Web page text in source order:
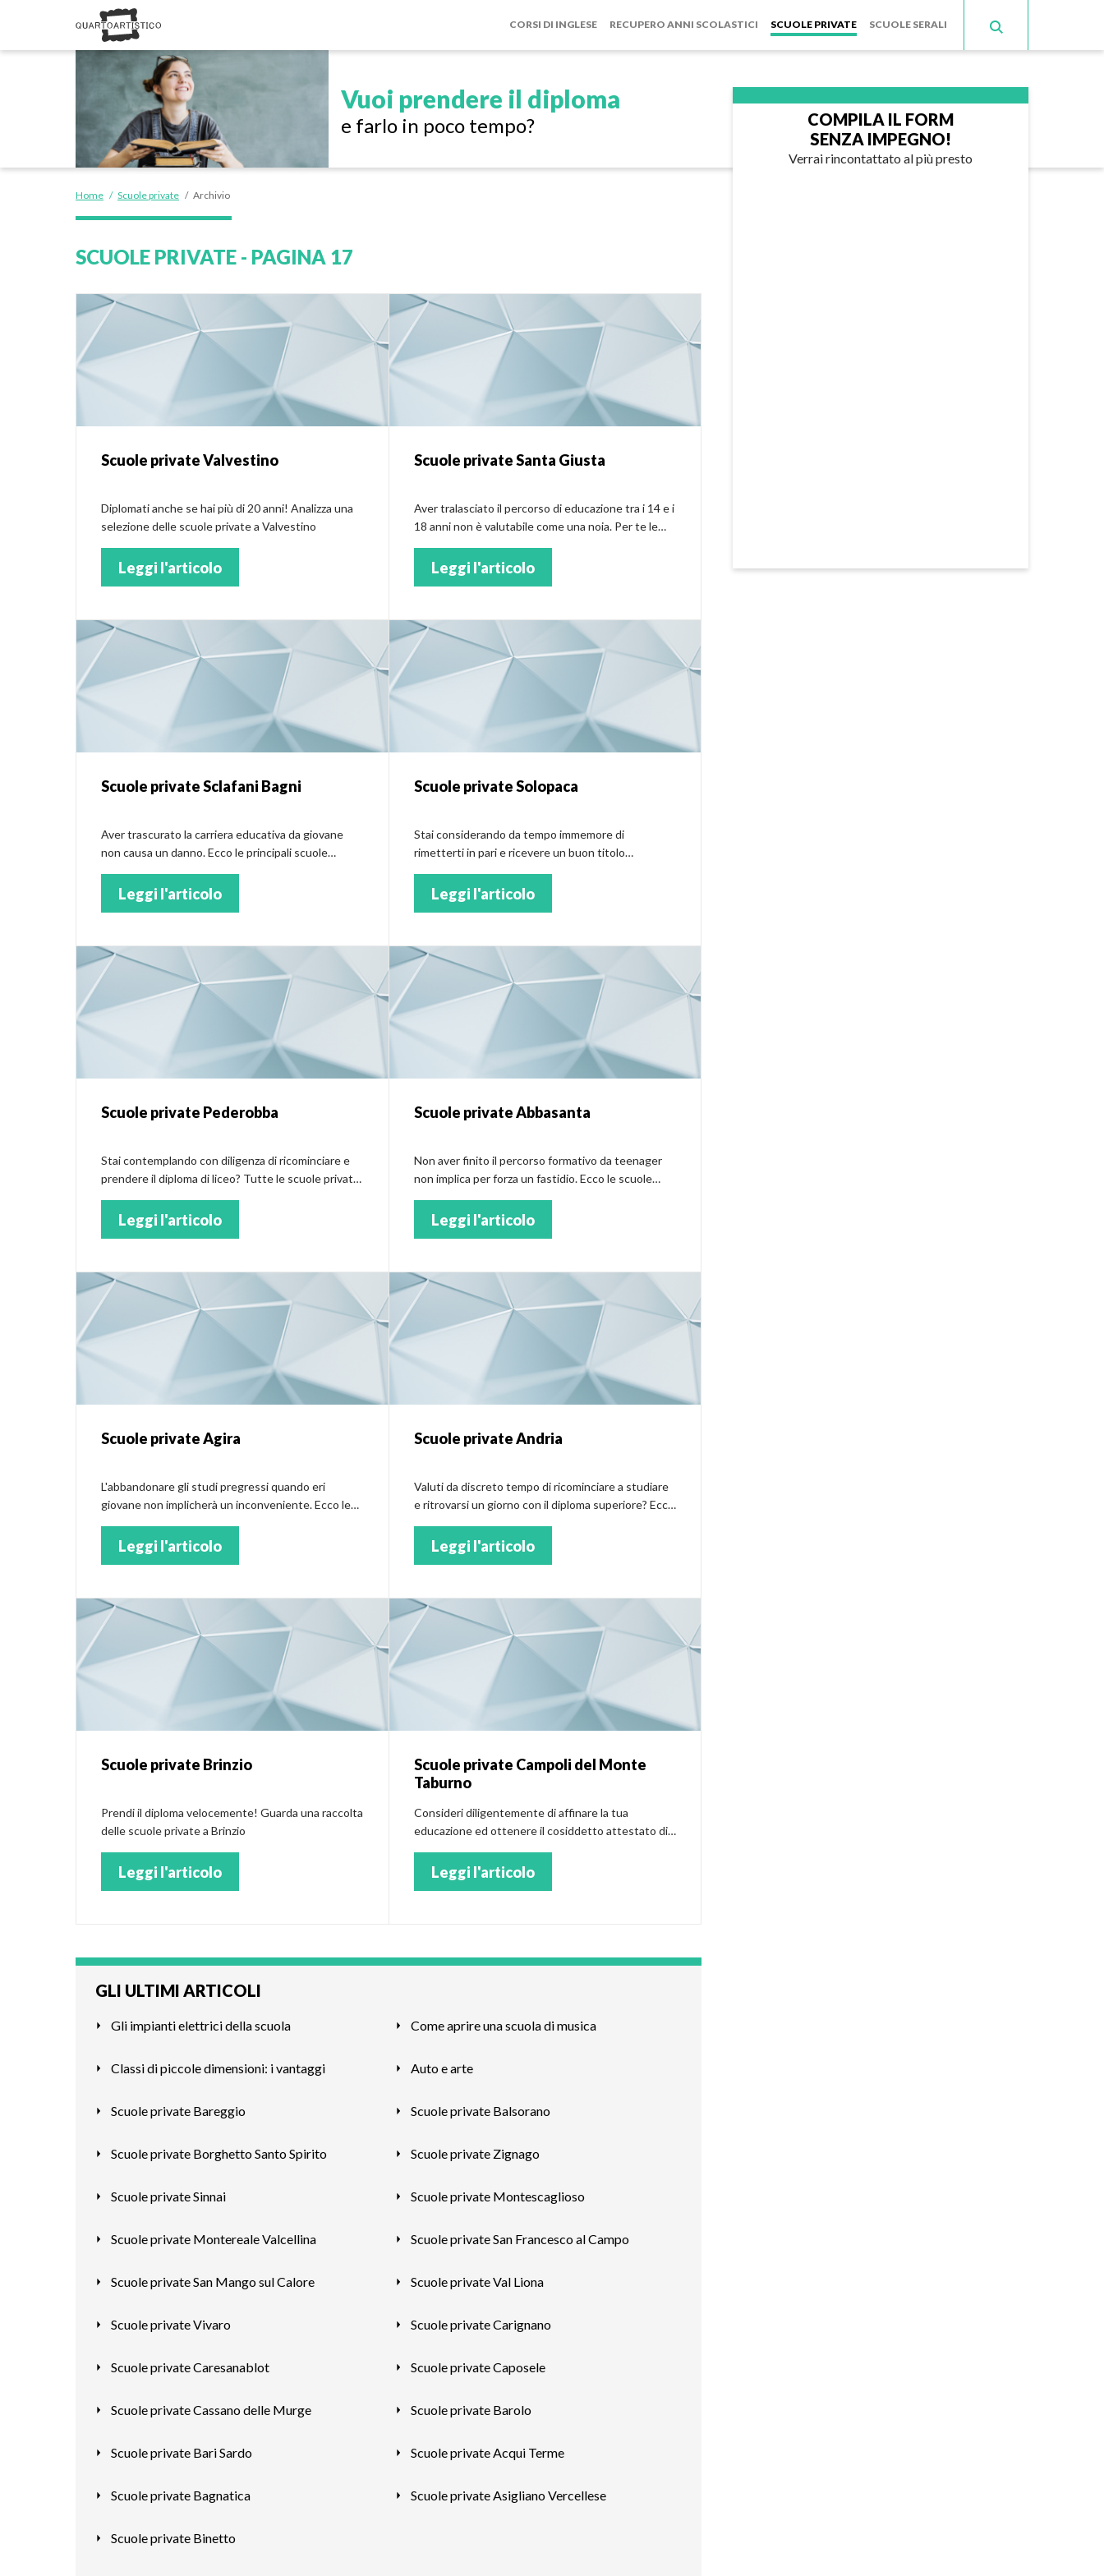
CORSI DI INGLESE RECUPERO ANNI SCOLASTICI SCUOLE PRIVATE SCUOLE SERALI
Vuoi prendere il diploma
e farlo in poco tempo?
Home / Scuole private / Archivio
SCUOLE PRIVATE - PAGINA 17
Scuole private Valvestino
Diplomati anche se hai più di 20 anni! Analizza una
selezione delle scuole private a Valvestino
Leggi l'articolo
Scuole private Santa Giusta
Aver tralasciato il percorso di educazione tra i 14 e i
18 anni non è valutabile come una noia. Per te le
Leggi l'articolo
Scuole private Sclafani Bagni
Aver trascurato la carriera educativa da giovane
non causa un danno. Ecco le principali scuole
Leggi l'articolo
Scuole private Solopaca
Stai considerando da tempo immemore di
rimetterti in pari e ricevere un buon titolo
Leggi l'articolo
Scuole private Pederobba
Stai contemplando con diligenza di ricominciare e
prendere il diploma di liceo? Tutte le scuole private
Leggi l'articolo
Scuole private Abbasanta
Non aver finito il percorso formativo da teenager
non implica per forza un fastidio. Ecco le scuole
Leggi l'articolo
Scuole private Agira
L'abbandonare gli studi pregressi quando eri
giovane non implicherà un inconveniente. Ecco le
Leggi l'articolo
Scuole private Andria
Valuti da discreto tempo di ricominciare a studiare
e ritrovarsi un giorno con il diploma superiore? Ecco
Leggi l'articolo
Scuole private Brinzio
Prendi il diploma velocemente! Guarda una raccolta
delle scuole private a Brinzio
Leggi l'articolo
Scuole private Campoli del Monte
Taburno
Consideri diligentemente di affinare la tua
educazione ed ottenere il cosiddetto attestato di
Campoli del Monte Taburno
Leggi l'articolo
COMPILA IL FORM
SENZA IMPEGNO!
Verrai rincontattato al più presto
GLI ULTIMI ARTICOLI
Gli impianti elettrici della scuola Come aprire una scuola di musica
Classi di piccole dimensioni: i vantaggi Auto e arte
Scuole private Bareggio Scuole private Balsorano
Scuole private Borghetto Santo Spirito Scuole private Zignago
Scuole private Sinnai Scuole private Montescaglioso
Scuole private Montereale Valcellina Scuole private San Francesco al Campo
Scuole private San Mango sul Calore Scuole private Val Liona
Scuole private Vivaro Scuole private Carignano
Scuole private Caresanablot Scuole private Caposele
Scuole private Cassano delle Murge Scuole private Barolo
Scuole private Bari Sardo Scuole private Acqui Terme
Scuole private Bagnatica Scuole private Asigliano Vercellese
Scuole private Binetto